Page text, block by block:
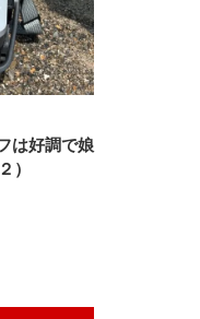
は好調で娘
）